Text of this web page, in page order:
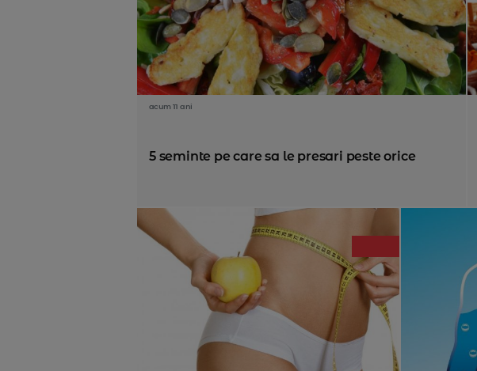
acum 11 ani
5 seminte pe care sa le presari peste orice